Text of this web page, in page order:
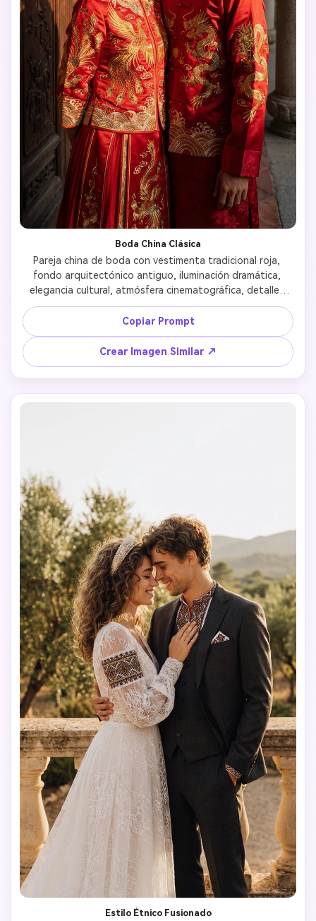
Boda China Clásica
Pareja china de boda con vestimenta tradicional roja,
fondo arquitectónico antiguo, iluminación dramática,
elegancia cultural, atmósfera cinematográfica, detalles
faciales realistas, foto de boda lujosa
Copiar Prompt
Crear Imagen Similar ↗
Estilo Étnico Fusionado